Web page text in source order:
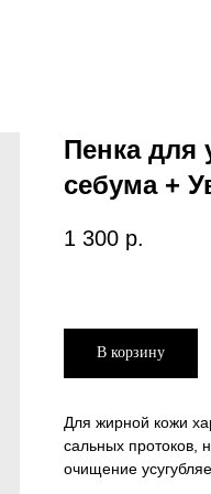
Пенка для
себума +
1 300 р.
В корзину
Для жирной кожи
сальных протоков,
очищение